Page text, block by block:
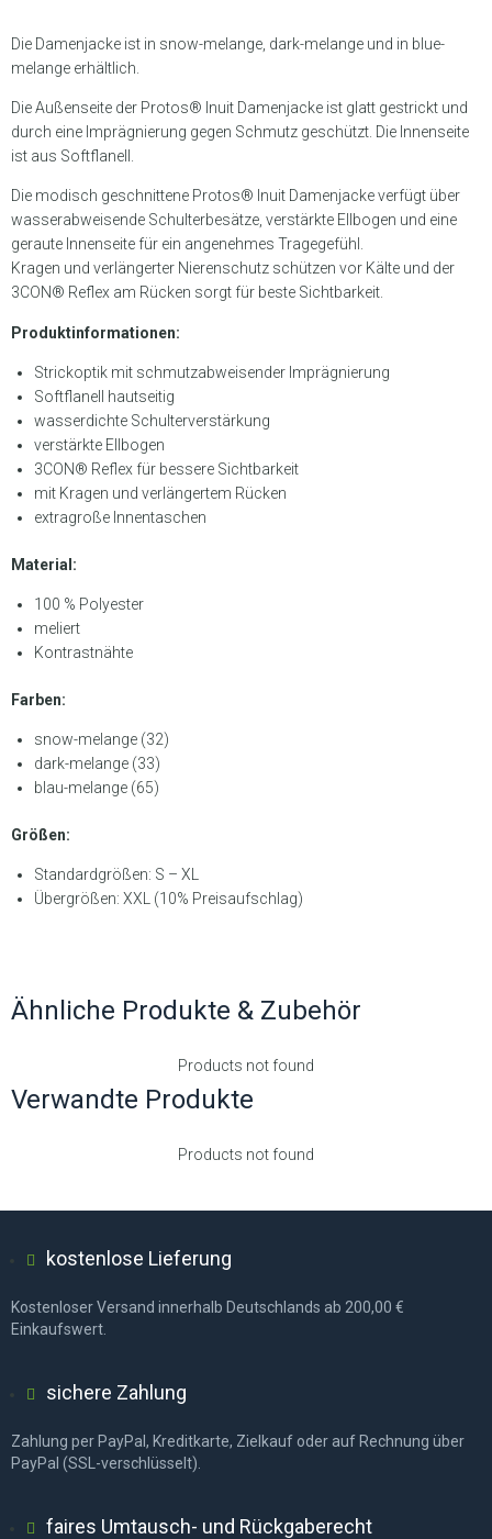
Die Damenjacke ist in snow-melange, dark-melange und in blue-
melange erhältlich.
Die Außenseite der Protos® Inuit Damenjacke ist glatt gestrickt und
durch eine Imprägnierung gegen Schmutz geschützt. Die Innenseite
ist aus Softflanell.
Die modisch geschnittene Protos® Inuit Damenjacke verfügt über
wasserabweisende Schulterbesätze, verstärkte Ellbogen und eine
geraute Innenseite für ein angenehmes Tragegefühl.
Kragen und verlängerter Nierenschutz schützen vor Kälte und der
3CON® Reflex am Rücken sorgt für beste Sichtbarkeit.
Produktinformationen:
Strickoptik mit schmutzabweisender Imprägnierung
Softflanell hautseitig
wasserdichte Schulterverstärkung
verstärkte Ellbogen
3CON® Reflex für bessere Sichtbarkeit
mit Kragen und verlängertem Rücken
extragroße Innentaschen
Material:
100 % Polyester
meliert
Kontrastnähte
Farben:
snow-melange (32)
dark-melange (33)
blau-melange (65)
Größen:
Standardgrößen: S – XL
Übergrößen: XXL (10% Preisaufschlag)
Ähnliche Produkte & Zubehör
Products not found
Verwandte Produkte
Products not found
kostenlose Lieferung
Kostenloser Versand innerhalb Deutschlands ab 200,00 €
Einkaufswert.
sichere Zahlung
Zahlung per PayPal, Kreditkarte, Zielkauf oder auf Rechnung über
PayPal (SSL-verschlüsselt).
faires Umtausch- und Rückgaberecht